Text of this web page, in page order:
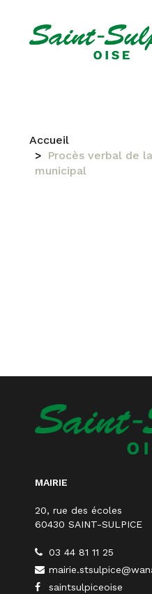
Accueil
Procès verbal de
municipal
PROCÈS
MAIRIE
20, rue des écoles
60430 SAINT-SULPICE
03 44 81 11 25
saintsulpiceoise